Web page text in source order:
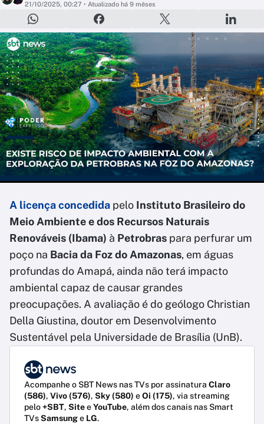
21/10/2025, 00:27 • Atualizado há 9 mêses
A licença concedida pelo Instituto Brasileiro do
Meio Ambiente e dos Recursos Naturais
Renováveis (Ibama) à Petrobras para perfurar um
poço na Bacia da Foz do Amazonas, em águas
profundas do Amapá, ainda não terá impacto
ambiental capaz de causar grandes
preocupações. A avaliação é do geólogo Christian
Della Giustina, doutor em Desenvolvimento
Sustentável pela Universidade de Brasília (UnB).
Acompanhe o SBT News nas TVs por assinatura Claro
(586), Vivo (576), Sky (580) eOi (175), via streaming
pelo+SBT, SiteeYouTube, além dos canais nas Smart
TVsSamsunge LG.